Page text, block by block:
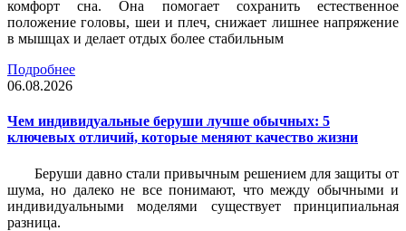
комфорт сна. Она помогает сохранить естественное
положение головы, шеи и плеч, снижает лишнее напряжение
в мышцах и делает отдых более стабильным
Подробнее
06.08.2026
Чем индивидуальные беруши лучше обычных: 5
ключевых отличий, которые меняют качество жизни
Беруши давно стали привычным решением для защиты от
шума, но далеко не все понимают, что между обычными и
индивидуальными моделями существует принципиальная
разница.